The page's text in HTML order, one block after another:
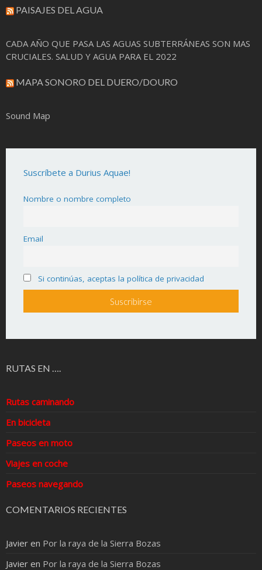
PAISAJES DEL AGUA
CADA AÑO QUE PASA LAS AGUAS SUBTERRÁNEAS SON MAS
CRUCIALES. SALUD Y AGUA PARA EL 2022
MAPA SONORO DEL DUERO/DOURO
Sound Map
Suscríbete a Durius Aquae!
Nombre o nombre completo
Email
Si continúas, aceptas la política de privacidad
RUTAS EN ….
Rutas caminando
En bicicleta
Paseos en moto
Viajes en coche
Paseos navegando
COMENTARIOS RECIENTES
Javier en Por la raya de la Sierra Bozas
Javier en Por la raya de la Sierra Bozas